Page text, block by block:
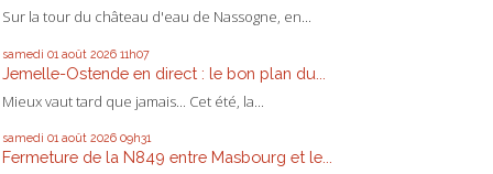
Sur la tour du château d'eau de Nassogne, en...
samedi 01 août 2026 11h07
Jemelle-Ostende en direct : le bon plan du...
Mieux vaut tard que jamais... Cet été, la...
samedi 01 août 2026 09h31
Fermeture de la N849 entre Masbourg et le...